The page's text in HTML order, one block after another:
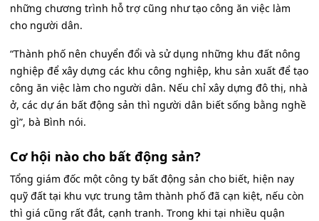
những chương trình hỗ trợ cũng như tạo công ăn việc làm
cho người dân.
“Thành phố nên chuyển đổi và sử dụng những khu đất nông
nghiệp để xây dựng các khu công nghiệp, khu sản xuất để tạo
công ăn việc làm cho người dân. Nếu chỉ xây dựng đô thị, nhà
ở, các dự án bất động sản thì người dân biết sống bằng nghề
gì”, bà Bình nói.
Cơ hội nào cho bất động sản?
Tổng giám đốc một công ty bất động sản cho biết, hiện nay
quỹ đất tại khu vực trung tâm thành phố đã cạn kiệt, nếu còn
thì giá cũng rất đắt, cạnh tranh. Trong khi tại nhiều quận